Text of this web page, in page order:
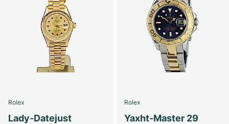
Rolex
Lady-Datejust
Rolex
Yaxht-Master 29